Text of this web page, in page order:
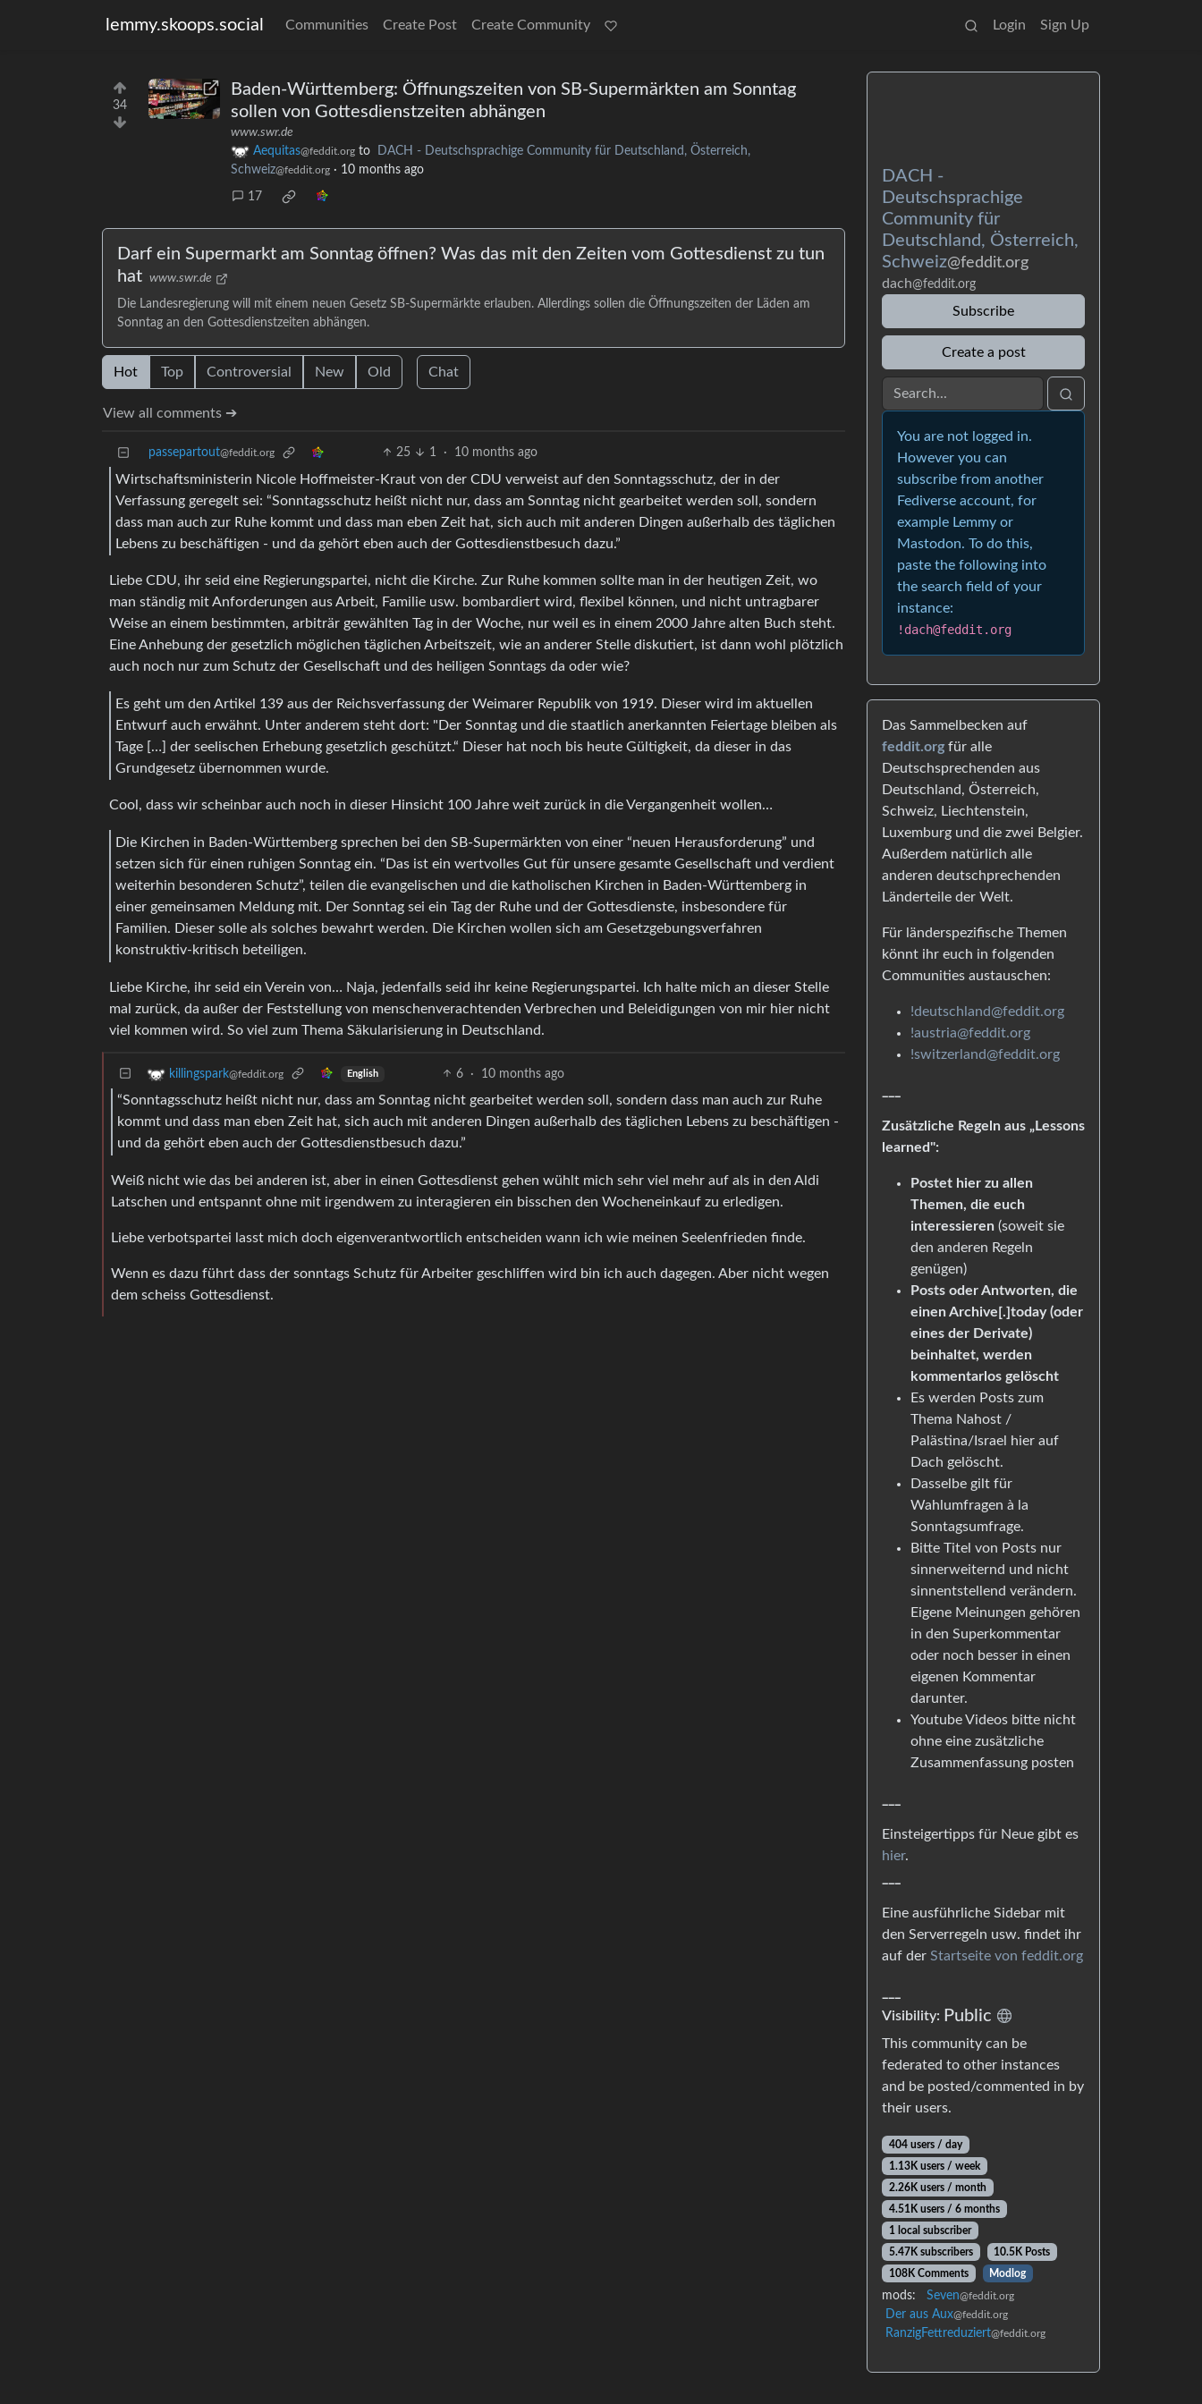
lemmy.skoops.social Communities Create Post Create Community Login Sign Up
34
Baden-Württemberg: Öffnungszeiten von SB-Supermärkten am Sonntag
sollen von Gottesdienstzeiten abhängen
www.swr.de
Aequitas@feddit.org to
DACH - Deutschsprachige Community für Deutschland, Österreich,
Schweiz@feddit.org · 10 months ago
17
Darf ein Supermarkt am Sonntag öffnen? Was das mit den Zeiten vom Gottesdienst zu tun
hat www.swr.de
Die Landesregierung will mit einem neuen Gesetz SB-Supermärkte erlauben. Allerdings sollen die Öffnungszeiten der Läden am
Sonntag an den Gottesdienstzeiten abhängen.
Hot Top Controversial New Old Chat
View all comments ➔
passepartout@feddit.org 25 1 · 10 months ago
Wirtschaftsministerin Nicole Hoffmeister-Kraut von der CDU verweist auf den Sonntagsschutz, der in der
Verfassung geregelt sei: “Sonntagsschutz heißt nicht nur, dass am Sonntag nicht gearbeitet werden soll, sondern
dass man auch zur Ruhe kommt und dass man eben Zeit hat, sich auch mit anderen Dingen außerhalb des täglichen
Lebens zu beschäftigen - und da gehört eben auch der Gottesdienstbesuch dazu.”
Liebe CDU, ihr seid eine Regierungspartei, nicht die Kirche. Zur Ruhe kommen sollte man in der heutigen Zeit, wo
man ständig mit Anforderungen aus Arbeit, Familie usw. bombardiert wird, flexibel können, und nicht untragbarer
Weise an einem bestimmten, arbiträr gewählten Tag in der Woche, nur weil es in einem 2000 Jahre alten Buch steht.
Eine Anhebung der gesetzlich möglichen täglichen Arbeitszeit, wie an anderer Stelle diskutiert, ist dann wohl plötzlich
auch noch nur zum Schutz der Gesellschaft und des heiligen Sonntags da oder wie?
Es geht um den Artikel 139 aus der Reichsverfassung der Weimarer Republik von 1919. Dieser wird im aktuellen
Entwurf auch erwähnt. Unter anderem steht dort: "Der Sonntag und die staatlich anerkannten Feiertage bleiben als
Tage […] der seelischen Erhebung gesetzlich geschützt.“ Dieser hat noch bis heute Gültigkeit, da dieser in das
Grundgesetz übernommen wurde.
Cool, dass wir scheinbar auch noch in dieser Hinsicht 100 Jahre weit zurück in die Vergangenheit wollen…
Die Kirchen in Baden-Württemberg sprechen bei den SB-Supermärkten von einer “neuen Herausforderung” und
setzen sich für einen ruhigen Sonntag ein. “Das ist ein wertvolles Gut für unsere gesamte Gesellschaft und verdient
weiterhin besonderen Schutz”, teilen die evangelischen und die katholischen Kirchen in Baden-Württemberg in
einer gemeinsamen Meldung mit. Der Sonntag sei ein Tag der Ruhe und der Gottesdienste, insbesondere für
Familien. Dieser solle als solches bewahrt werden. Die Kirchen wollen sich am Gesetzgebungsverfahren
konstruktiv-kritisch beteiligen.
Liebe Kirche, ihr seid ein Verein von… Naja, jedenfalls seid ihr keine Regierungspartei. Ich halte mich an dieser Stelle
mal zurück, da außer der Feststellung von menschenverachtenden Verbrechen und Beleidigungen von mir hier nicht
viel kommen wird. So viel zum Thema Säkularisierung in Deutschland.
killingspark@feddit.org English 6 · 10 months ago
“Sonntagsschutz heißt nicht nur, dass am Sonntag nicht gearbeitet werden soll, sondern dass man auch zur Ruhe
kommt und dass man eben Zeit hat, sich auch mit anderen Dingen außerhalb des täglichen Lebens zu beschäftigen -
und da gehört eben auch der Gottesdienstbesuch dazu.”
Weiß nicht wie das bei anderen ist, aber in einen Gottesdienst gehen wühlt mich sehr viel mehr auf als in den Aldi
Latschen und entspannt ohne mit irgendwem zu interagieren ein bisschen den Wocheneinkauf zu erledigen.
Liebe verbotspartei lasst mich doch eigenverantwortlich entscheiden wann ich wie meinen Seelenfrieden finde.
Wenn es dazu führt dass der sonntags Schutz für Arbeiter geschliffen wird bin ich auch dagegen. Aber nicht wegen
dem scheiss Gottesdienst.
DACH -
Deutschsprachige
Community für
Deutschland, Österreich,
Schweiz@feddit.org
dach@feddit.org
Subscribe
Create a post
You are not logged in.
However you can
subscribe from another
Fediverse account, for
example Lemmy or
Mastodon. To do this,
paste the following into
the search field of your
instance:
!dach@feddit.org
Das Sammelbecken auf
feddit.org für alle
Deutschsprechenden aus
Deutschland, Österreich,
Schweiz, Liechtenstein,
Luxemburg und die zwei Belgier.
Außerdem natürlich alle
anderen deutschprechenden
Länderteile der Welt.
Für länderspezifische Themen
könnt ihr euch in folgenden
Communities austauschen:
!deutschland@feddit.org
!austria@feddit.org
!switzerland@feddit.org
Zusätzliche Regeln aus „Lessons
learned":
Postet hier zu allen
Themen, die euch
interessieren (soweit sie
den anderen Regeln
genügen)
Posts oder Antworten, die
einen Archive[.]today (oder
eines der Derivate)
beinhaltet, werden
kommentarlos gelöscht
Es werden Posts zum
Thema Nahost /
Palästina/Israel hier auf
Dach gelöscht.
Dasselbe gilt für
Wahlumfragen à la
Sonntagsumfrage.
Bitte Titel von Posts nur
sinnerweiternd und nicht
sinnentstellend verändern.
Eigene Meinungen gehören
in den Superkommentar
oder noch besser in einen
eigenen Kommentar
darunter.
Youtube Videos bitte nicht
ohne eine zusätzliche
Zusammenfassung posten
Einsteigertipps für Neue gibt es
hier.
Eine ausführliche Sidebar mit
den Serverregeln usw. findet ihr
auf der Startseite von feddit.org
Visibility: Public
This community can be
federated to other instances
and be posted/commented in by
their users.
404 users / day
1.13K users / week
2.26K users / month
4.51K users / 6 months
1 local subscriber
5.47K subscribers
10.5K Posts
108K Comments
Modlog
mods: Seven@feddit.org
Der aus Aux@feddit.org
RanzigFettreduziert@feddit.org